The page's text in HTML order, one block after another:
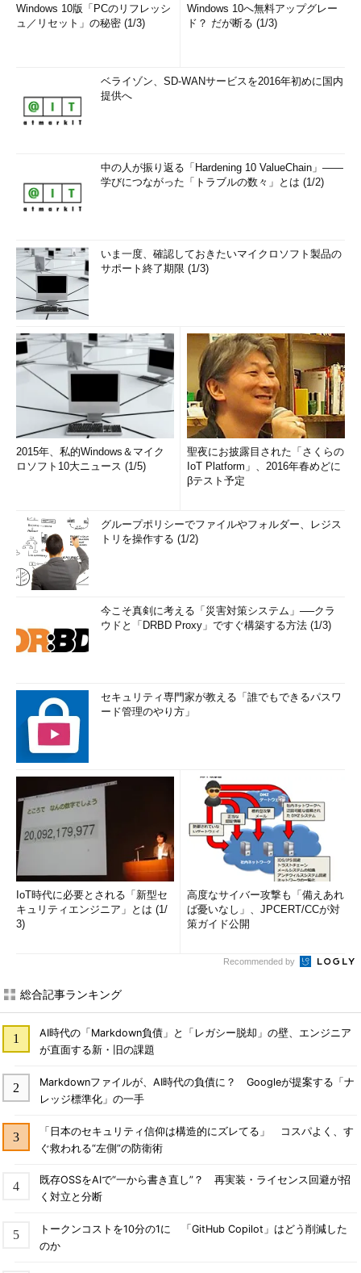
Windows 10版「PCのリフレッシ
ュ／リセット」の秘密 (1/3)
Windows 10へ無料アップグレー
ド？ だが断る (1/3)
ベライゾン、SD-WANサービスを2016年初めに国内
提供へ
中の人が振り返る「Hardening 10 ValueChain」――
学びにつながった「トラブルの数々」とは (1/2)
いま一度、確認しておきたいマイクロソフト製品の
サポート終了期限 (1/3)
2015年、私的Windows＆マイク
ロソフト10大ニュース (1/5)
聖夜にお披露目された「さくらの
IoT Platform」、2016年春めどに
βテスト予定
グループポリシーでファイルやフォルダー、レジス
トリを操作する (1/2)
今こそ真剣に考える「災害対策システム」──クラ
ウドと「DRBD Proxy」ですぐ構築する方法 (1/3)
セキュリティ専門家が教える「誰でもできるパスワ
ード管理のやり方」
IoT時代に必要とされる「新型セ
キュリティエンジニア」とは (1/
3)
高度なサイバー攻撃も「備えあれ
ば憂いなし」、JPCERT/CCが対
策ガイド公開
Recommended by
総合記事ランキング
AI時代の「Markdown負債」と「レガシー脱却」の壁、エンジニア
が直面する新・旧の課題
Markdownファイルが、AI時代の負債に？ Googleが提案する「ナ
レッジ標準化」の一手
「日本のセキュリティ信仰は構造的にズレてる」 コスパよく、す
ぐ救われる“左側”の防衛術
既存OSSをAIで“一から書き直し”？ 再実装・ライセンス回避が招
く対立と分断
トークンコストを10分の1に 「GitHub Copilot」はどう削減した
のか